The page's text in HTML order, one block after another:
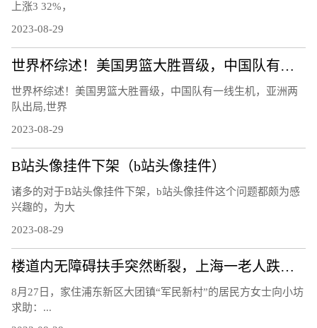
上涨3 32%，
2023-08-29
世界杯综述！美国男篮大胜晋级，中国队有一线生机，亚洲两队出局
世界杯综述！美国男篮大胜晋级，中国队有一线生机，亚洲两
队出局,世界
2023-08-29
B站头像挂件下架（b站头像挂件）
诸多的对于B站头像挂件下架，b站头像挂件这个问题都颇为感
兴趣的，为大
2023-08-29
楼道内无障碍扶手突然断裂，上海一老人跌下台阶右手骨折，责任谁担？
8月27日，家住浦东新区大团镇“军民新村”的居民方女士向小坊
求助：...